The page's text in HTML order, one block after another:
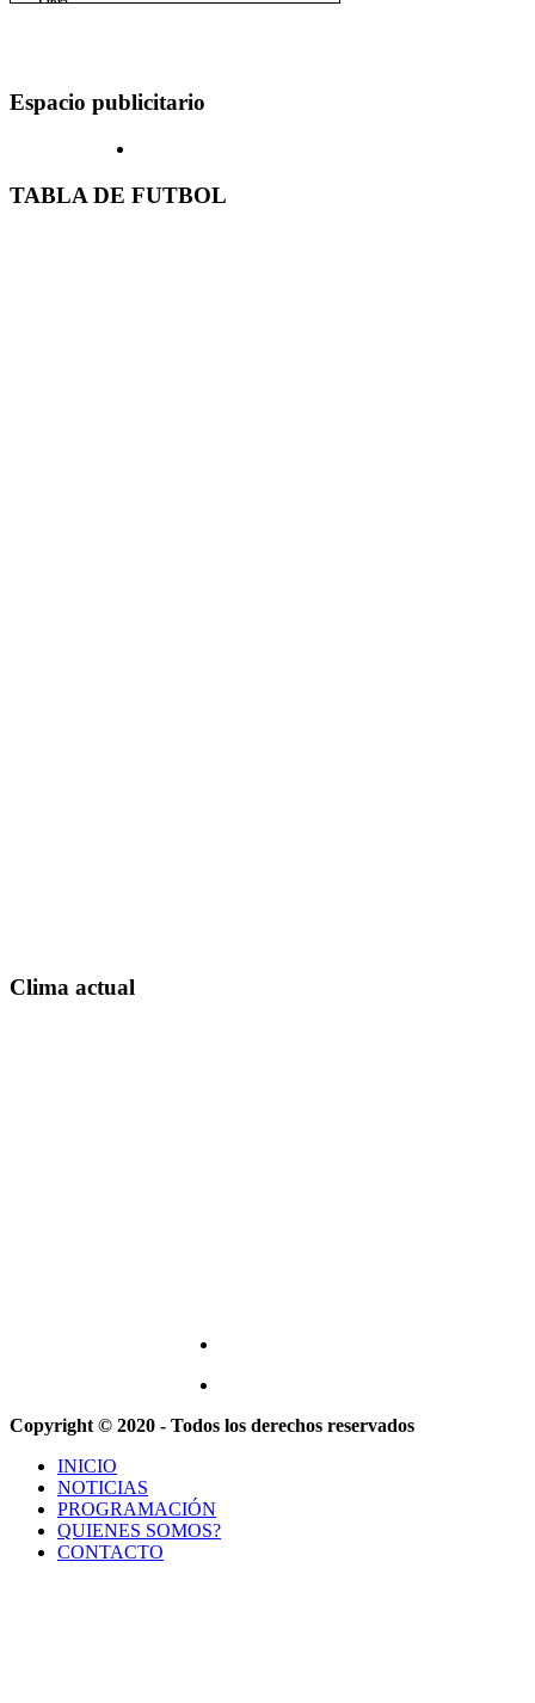
Espacio publicitario
TABLA DE FUTBOL
Clima actual
Copyright © 2020 - Todos los derechos reservados
INICIO
NOTICIAS
PROGRAMACIÓN
QUIENES SOMOS?
CONTACTO